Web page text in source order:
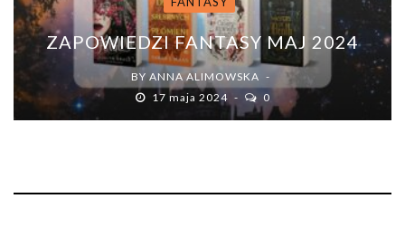
ZAPOWIEDZI FANTASY MAJ 2024
BY ANNA ALIMOWSKA
17 maja 2024
0